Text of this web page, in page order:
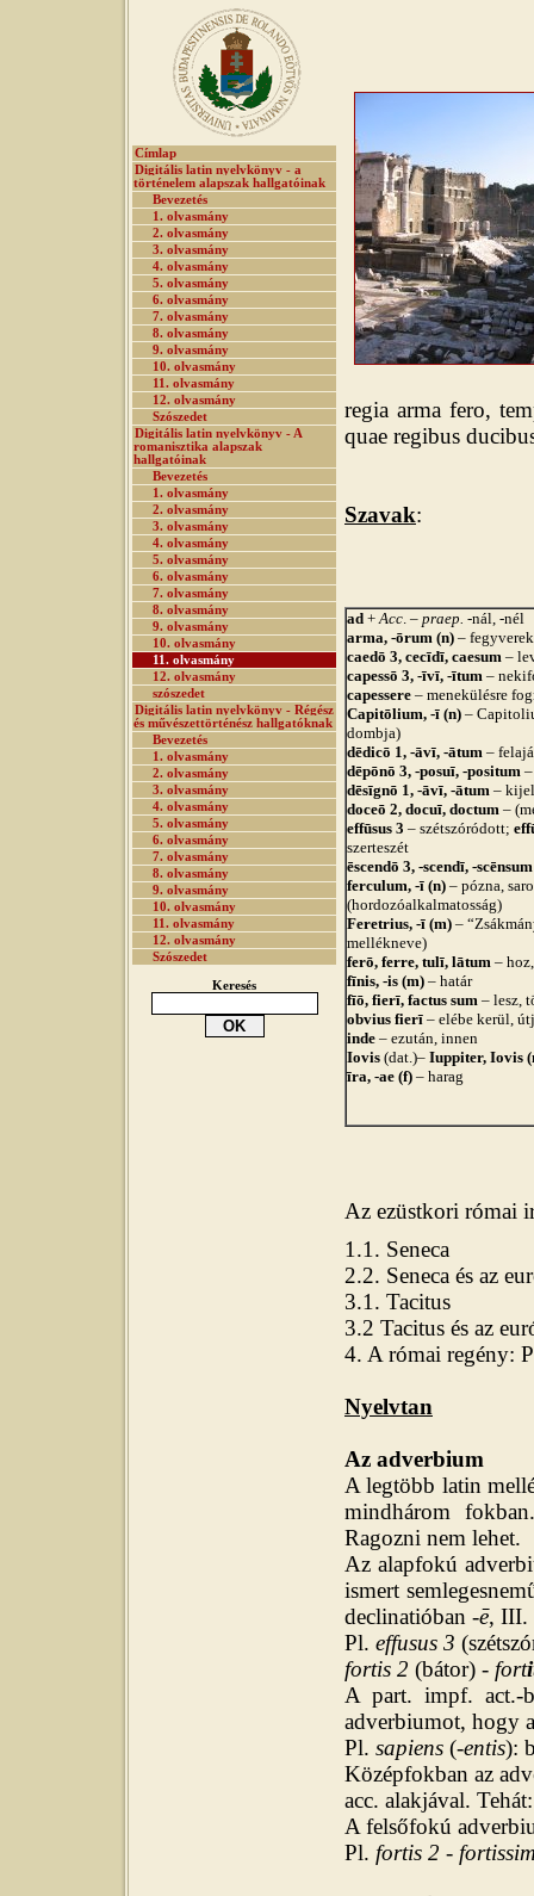
Címlap
Digitális latin nyelvkönyv - a
történelem alapszak hallgatóinak
Bevezetés
1. olvasmány
2. olvasmány
3. olvasmány
4. olvasmány
5. olvasmány
6. olvasmány
7. olvasmány
8. olvasmány
9. olvasmány
10. olvasmány
11. olvasmány
12. olvasmány
Szószedet
Digitális latin nyelvkönyv - A
romanisztika alapszak
hallgatóinak
Bevezetés
1. olvasmány
2. olvasmány
3. olvasmány
4. olvasmány
5. olvasmány
6. olvasmány
7. olvasmány
8. olvasmány
9. olvasmány
10. olvasmány
11. olvasmány
12. olvasmány
szószedet
Digitális latin nyelvkönyv - Régész
és művészettörténész hallgatóknak
Bevezetés
1. olvasmány
2. olvasmány
3. olvasmány
4. olvasmány
5. olvasmány
6. olvasmány
7. olvasmány
8. olvasmány
9. olvasmány
10. olvasmány
11. olvasmány
12. olvasmány
Szószedet
Keresés
regia arma fero,
quae regibus
Szavak:
ad +Acc. – praep. -nál, -nél
arma, -ōrum (n) –
caedō 3, cecīdī, caesum –
capessō 3, -īvī, -ītum –
capessere – menekülésre
Capitōlium, -ī (n) –
dombja)
dēdicō 1, -āvī, -ātum –
dēpōnō 3, -posuī, -positum
dēsīgnō 1, -āvī, -ātum –
doceō 2, docuī, doctum –
effūsus 3 – szétszóródott;
szerteszét
ēscendō 3, -scendī, -scēnsum
ferculum, -ī (n) – pózna,
(hordozóalkalmatosság)
Feretrius, -ī (m) –
mellékneve)
ferō, ferre, tulī, lātum –
fīnis, -is (m) – határ
fīō, fierī, factus sum – lesz,
obvius fierī – elébe kerül,
inde – ezután, innen
Iovis (dat.)– Iuppiter, Iovis
īra, -ae (f) – harag
Az ezüstkori római
1.1. Seneca
2.2. Seneca és az
3.1. Tacitus
3.2 Tacitus és az
4. A római regény:
Nyelvtan
Az adverbium
A legtöbb latin
mindhárom
Ragozni nem lehet.
Az alapfokú
ismert
declinatióban -ē, III.
Pl. effusus 3
fortis 2 (bátor) - fort
A part. impf. act.-
adverbiumot, hogy
Pl. sapiens (-entis):
Középfokban az
acc. alakjával.
A felsőfokú
Pl. fortis 2 -